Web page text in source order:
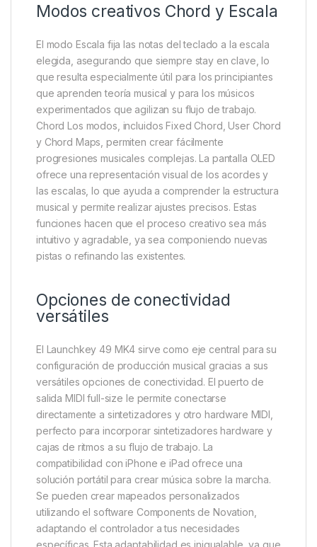
Modos creativos Chord y Escala
El modo Escala fija las notas del teclado a la escala
elegida, asegurando que siempre stay en clave, lo
que resulta especialmente útil para los principiantes
que aprenden teoría musical y para los músicos
experimentados que agilizan su flujo de trabajo.
Chord Los modos, incluidos Fixed Chord, User Chord
y Chord Maps, permiten crear fácilmente
progresiones musicales complejas. La pantalla OLED
ofrece una representación visual de los acordes y
las escalas, lo que ayuda a comprender la estructura
musical y permite realizar ajustes precisos. Estas
funciones hacen que el proceso creativo sea más
intuitivo y agradable, ya sea componiendo nuevas
pistas o refinando las existentes.
Opciones de conectividad
versátiles
El Launchkey 49 MK4 sirve como eje central para su
configuración de producción musical gracias a sus
versátiles opciones de conectividad. El puerto de
salida MIDI full-size le permite conectarse
directamente a sintetizadores y otro hardware MIDI,
perfecto para incorporar sintetizadores hardware y
cajas de ritmos a su flujo de trabajo. La
compatibilidad con iPhone e iPad ofrece una
solución portátil para crear música sobre la marcha.
Se pueden crear mapeados personalizados
utilizando el software Components de Novation,
adaptando el controlador a tus necesidades
específicas. Esta adaptabilidad es inigualable, ya que